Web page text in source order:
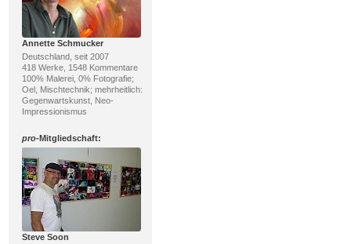
Annette Schmucker
Deutschland, seit 2007
418 Werke, 1548 Kommentare
100% Malerei, 0% Fotografie;
Oel, Mischtechnik; mehrheitlich:
Gegenwartskunst, Neo-
Impressionismus
pro-Mitgliedschaft:
Steve Soon